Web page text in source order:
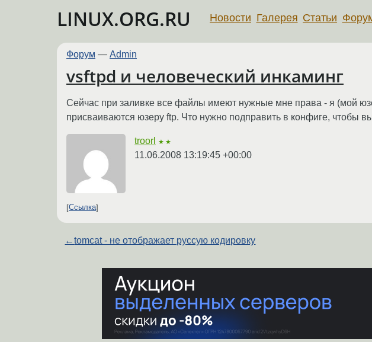
LINUX.ORG.RU Новости Галерея Статьи
Форум — Admin
vsftpd и человеческий инкаминг
Сейчас при заливке все файлы имеют нужные мне права - я (мой
присваиваются юзеру ftp. Что нужно подправить в конфиге, чтобы
troorl ★★
11.06.2008 13:19:45 +00:00
Ссылка
←tomcat - не отображает руссую кодировку